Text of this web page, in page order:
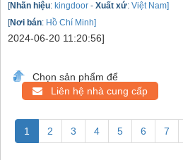
[Nhãn hiệu: kingdoor - Xuất xứ: Việt Nam]
[Nơi bán: Hồ Chí Minh]
2024-06-20 11:20:56]
Chọn sản phẩm để
Liên hệ nhà cung cấp
1 2 3 4 5 6 7